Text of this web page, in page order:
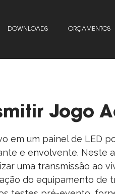
DOWNLOADS ORÇAMENTOS
Jogo
em um painel de LED
e envolvente. Neste
uma transmissão ao
do equipamento de